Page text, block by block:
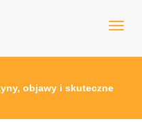
objawy i skuteczne